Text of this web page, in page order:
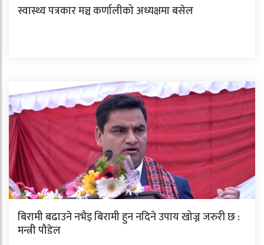
स्वास्थ्य पत्रकार मञ्च कर्णालीको अध्यक्षमा बसेल
बिरामी बढाउने नभैइ बिरामी हुन नदिने उपाय खोज्न जरुरी छ :
मन्त्री पौडेल